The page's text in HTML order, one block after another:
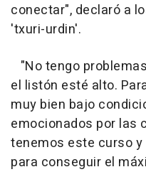
conectar", declaró a
'txuri-urdin'.
"No tengo
el listón esté alto.
muy bien bajo
emocionados por las
tenemos este curso
para conseguir el